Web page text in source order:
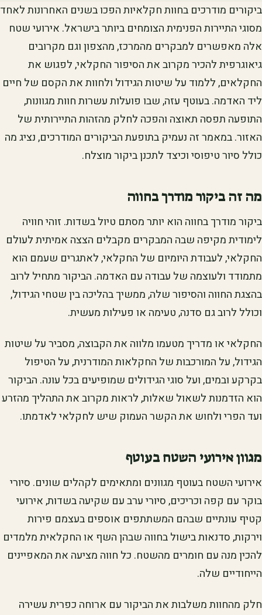
ביקורים מודרכים בחוות חקלאיות הפכו בשנים האחרונות לאחד
מסוגי התיירות הפנימית הצומחים ביותר בישראל. אירועי שטח
אלה מאפשרים למבקרים מהמרכז, מהצפון וגם מקרובים
גיאוגרפית להכיר מקרוב את הסיפור החקלאי, לפגוש את
החקלאים, ללמוד על שיטות הגידול ולחוות את הקסם של חיים
ליד האדמה. בעוטף עזה, שבו פועלות עשרות חוות מגוונות,
התופעה תפסה תאוצה והפכה לחלק מהזהות התיירותית של
האזור. במאמר זה נעמיק בתופעת הביקורים המודרכים, נציג מה
כולל סיור טיפוסי וכיצד לתכנן ביקור מוצלח.
מה זה ביקור מודרך בחווה
ביקור מודרך בחווה הוא יותר מסתם טיול בשדות. זוהי חוויה
לימודית מקיפה שבה המבקרים מקבלים הצצה אמיתית לעולם
החקלאי, לעבודת היומיום של החקלאי, לאתגרים שעמם הוא
מתמודד ולעוצמה של עבודה עם האדמה. הביקור מתחיל לרוב
בהצגת החווה והסיפור שלה, ממשיך בהליכה בין שטחי הגידול,
וכולל לרוב גם סדנה, טעימה או פעילות מעשית.
החקלאי או מדריך מטעמו מלווה את הקבוצה, מסביר על שיטות
הגידול, על המורכבות של החקלאות המודרנית, על הטיפול
בקרקע ובמים, ועל סוגי הגידולים שמופיעים בכל עונה. הביקור
הוא הזדמנות לשאול שאלות, לראות מקרוב את התהליך מהזרע
ועד הפרי ולחוש את הקשר העמוק שיש לחקלאי לאדמתו.
מגוון אירועי השטח בעוטף
אירועי השטח בעוטף מגוונים ומתאימים לקהלים שונים. סיורי
בוקר עם קפה וכריכים, סיורי ערב עם שקיעה בשדות, אירועי
קטיף עונתיים שבהם המשתתפים אוספים בעצמם פירות
וירקות, סדנאות בישול בחווה שבהן השף או החקלאית מלמדים
להכין מנה עם חומרים מהשטח. כל חווה מציעה את המאפיינים
הייחודיים שלה.
חלק מהחוות משלבות את הביקור עם ארוחה כפרית עשירה